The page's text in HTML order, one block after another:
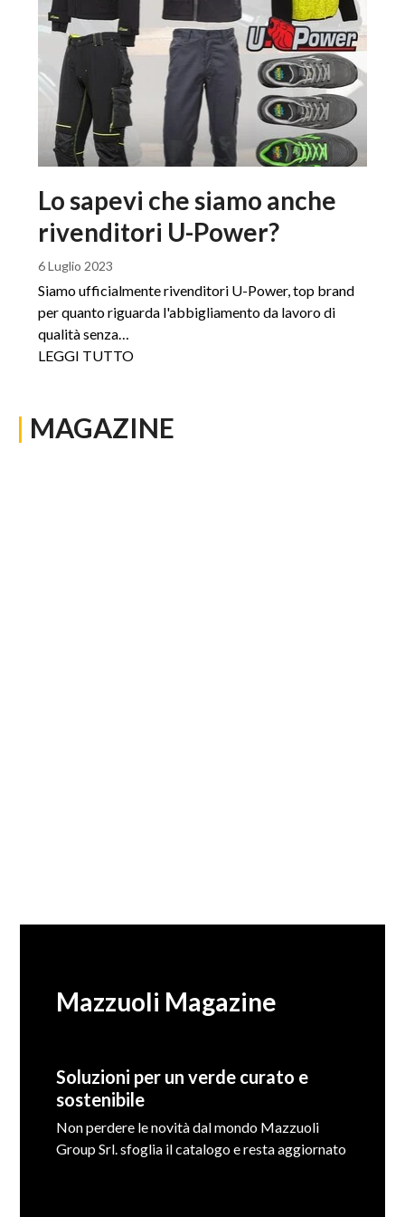
Lo sapevi che siamo anche
rivenditori U-Power?
6 Luglio 2023
Siamo ufficialmente rivenditori U-Power, top brand
per quanto riguarda l'abbigliamento da lavoro di
qualità senza…
LEGGI TUTTO
| MAGAZINE
Mazzuoli Magazine
Soluzioni per un verde curato e
sostenibile
Non perdere le novità dal mondo Mazzuoli
Group Srl. sfoglia il catalogo e resta aggiornato